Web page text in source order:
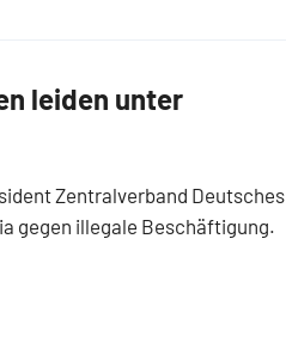
leiden unter
Zentralverband Deutsches
gegen illegale Beschäftigung.